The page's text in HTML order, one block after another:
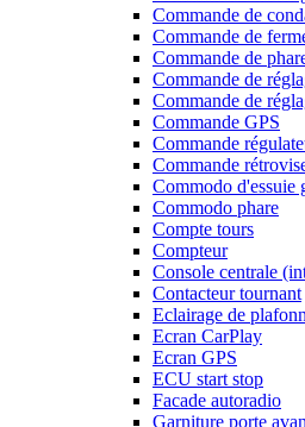
Commande de
Commande de
Commande de
Commande de
Commande de
Commande GPS
Commande
Commande
Commodo d'essuie
Commodo phare
Compte tours
Compteur
Console centrale
Contacteur tournant
Eclairage de
Ecran CarPlay
Ecran GPS
ECU start stop
Facade autoradio
Garniture porte